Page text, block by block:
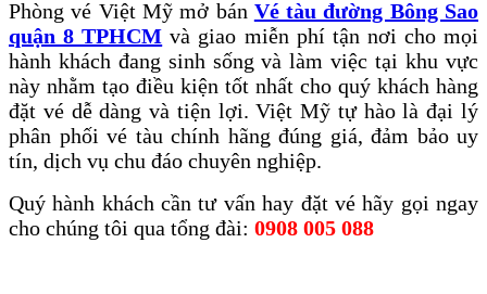
Phòng vé Việt Mỹ mở bán Vé tàu đường Bông Sao
quận 8 TPHCM và giao miễn phí tận nơi cho mọi
hành khách đang sinh sống và làm việc tại khu vực
này nhằm tạo điều kiện tốt nhất cho quý khách hàng
đặt vé dễ dàng và tiện lợi. Việt Mỹ tự hào là đại lý
phân phối vé tàu chính hãng đúng giá, đảm bảo uy
tín, dịch vụ chu đáo chuyên nghiệp.
Quý hành khách cần tư vấn hay đặt vé hãy gọi ngay
cho chúng tôi qua tổng đài: 0908 005 088